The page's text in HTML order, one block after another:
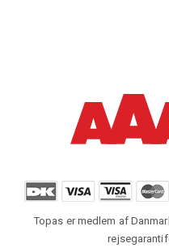
Topas er medlem af